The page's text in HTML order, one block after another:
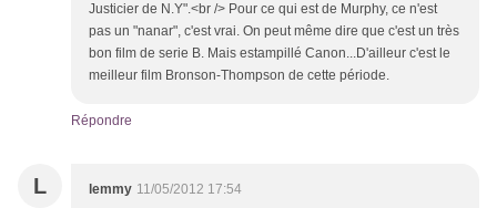
Justicier de N.Y".<br /> Pour ce qui est de Murphy, ce n'est
pas un "nanar", c'est vrai. On peut même dire que c'est un très
bon film de serie B. Mais estampillé Canon...D'ailleur c'est le
meilleur film Bronson-Thompson de cette période.
Répondre
L lemmy 11/05/2012 17:54